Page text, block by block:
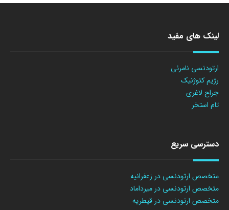
لینک های مفید
ارتودنسی نامرئی
رژیم کتوژنیک
جراح لاغری
تام استخر
دسترسی سریع
متخصص ارتودنسی در زعفرانیه
متخصص ارتودنسی در میرداماد
متخصص ارتودنسی در قیطریه